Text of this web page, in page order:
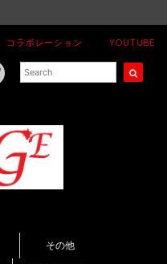
コラボレーション YOUTUBE
その他